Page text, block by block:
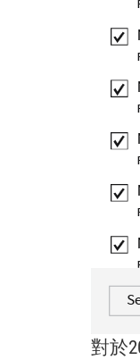
對於